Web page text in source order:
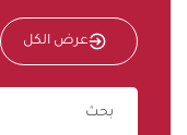
عرض الكل